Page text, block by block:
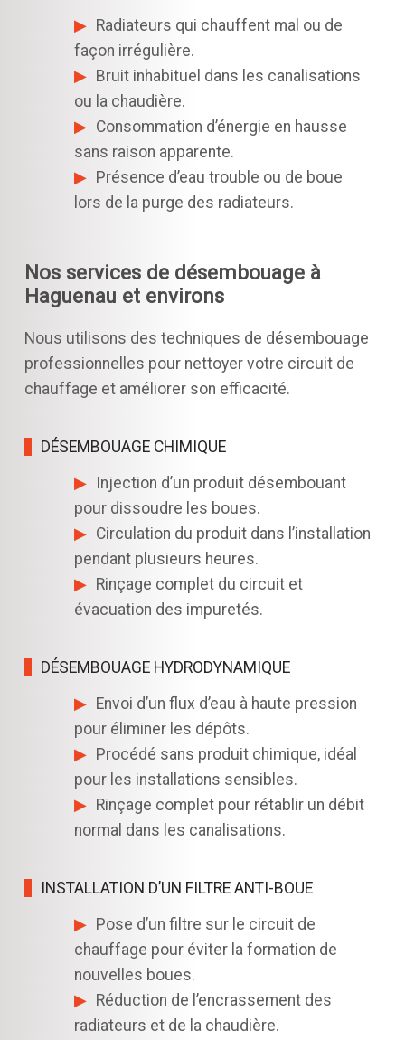
Radiateurs qui chauffent mal ou de
façon irrégulière.
Bruit inhabituel dans les canalisations
ou la chaudière.
Consommation d’énergie en hausse
sans raison apparente.
Présence d’eau trouble ou de boue
lors de la purge des radiateurs.
Nos services de désembouage à
Haguenau et environs
Nous utilisons des techniques de désembouage
professionnelles pour nettoyer votre circuit de
chauffage et améliorer son efficacité.
DÉSEMBOUAGE CHIMIQUE
Injection d’un produit désembouant
pour dissoudre les boues.
Circulation du produit dans l’installation
pendant plusieurs heures.
Rinçage complet du circuit et
évacuation des impuretés.
DÉSEMBOUAGE HYDRODYNAMIQUE
Envoi d’un flux d’eau à haute pression
pour éliminer les dépôts.
Procédé sans produit chimique, idéal
pour les installations sensibles.
Rinçage complet pour rétablir un débit
normal dans les canalisations.
INSTALLATION D’UN FILTRE ANTI-BOUE
Pose d’un filtre sur le circuit de
chauffage pour éviter la formation de
nouvelles boues.
Réduction de l’encrassement des
radiateurs et de la chaudière.